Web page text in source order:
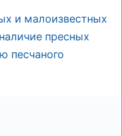
и малоизвестных
пресных
песчаного